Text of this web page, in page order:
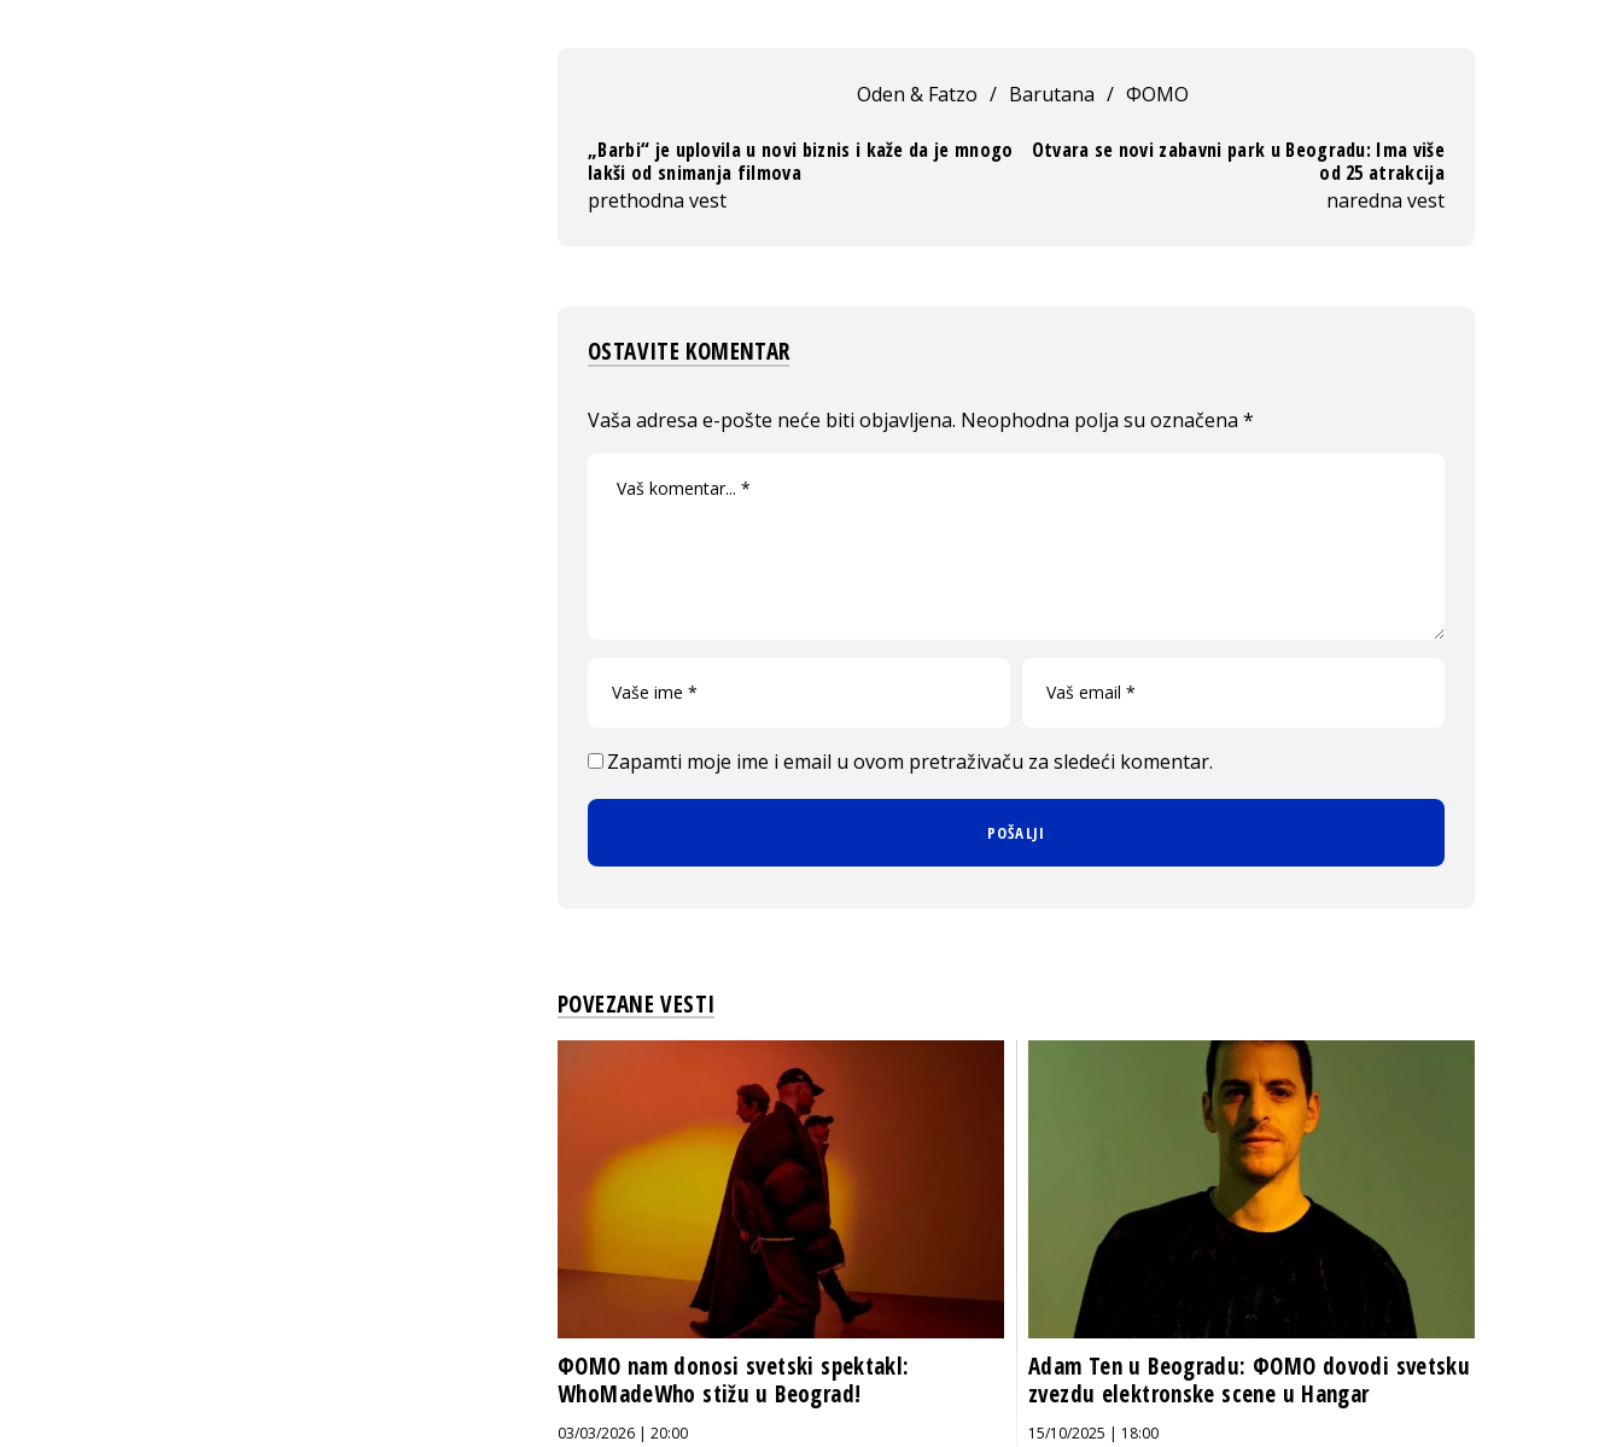
Oden & Fatzo / Barutana / ФОМО
„Barbi“ je uplovila u novi biznis i kaže da je mnogo
lakši od snimanja filmova
prethodna vest
Otvara se novi zabavni park u Beogradu: Ima više
od 25 atrakcija
naredna vest
OSTAVITE KOMENTAR
Vaša adresa e-pošte neće biti objavljena. Neophodna polja su označena *
Zapamti moje ime i email u ovom pretraživaču za sledeći komentar.
POVEZANE VESTI
ФOMO nam donosi svetski spektakl:
WhoMadeWho stižu u Beograd!
03/03/2026 | 20:00
Adam Ten u Beogradu: ФOMO dovodi svetsku
zvezdu elektronske scene u Hangar
15/10/2025 | 18:00